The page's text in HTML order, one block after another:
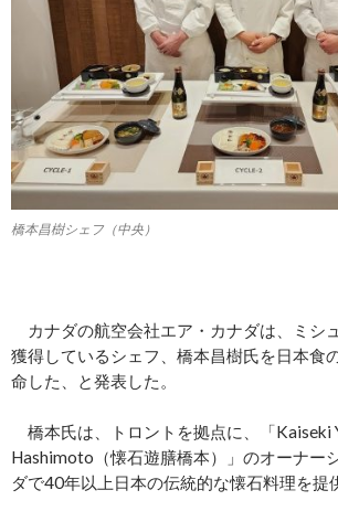
橋本昌樹シェフ（中央）
カナダの航空会社エア・カナダは、ミシ
獲得しているシェフ、橋本昌樹氏を日本食
命した、と発表した。
橋本氏は、トロントを拠点に、「Kaiseki
Hashimoto（懐石遊膳橋本）」のオーナー
ダで40年以上日本の伝統的な懐石料理を提